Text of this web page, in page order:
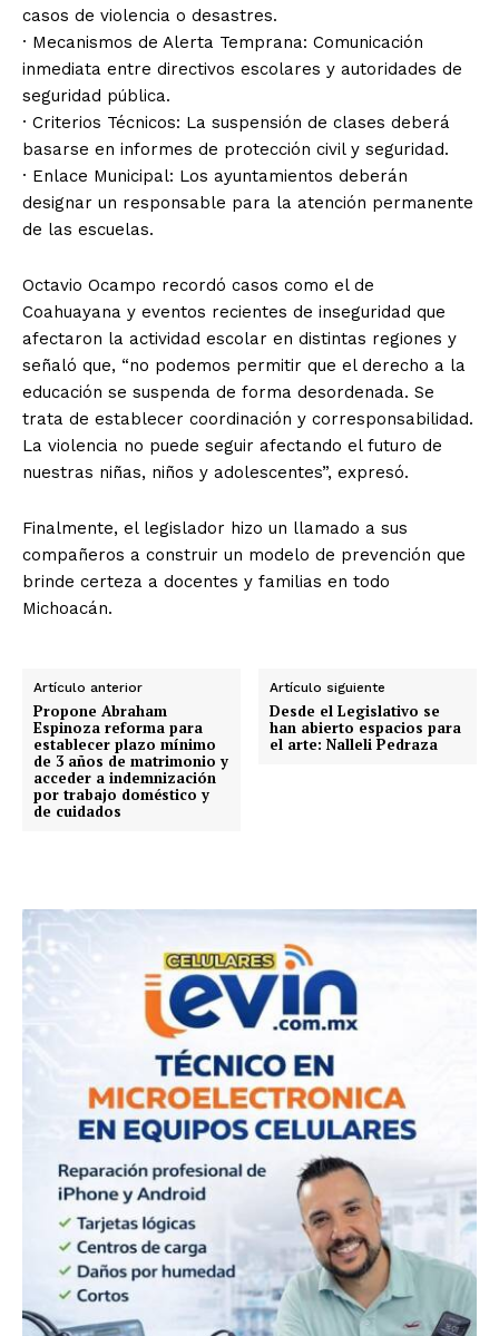
casos de violencia o desastres.
· Mecanismos de Alerta Temprana: Comunicación
inmediata entre directivos escolares y autoridades de
seguridad pública.
· Criterios Técnicos: La suspensión de clases deberá
basarse en informes de protección civil y seguridad.
· Enlace Municipal: Los ayuntamientos deberán
designar un responsable para la atención permanente
de las escuelas.
Octavio Ocampo recordó casos como el de
Coahuayana y eventos recientes de inseguridad que
afectaron la actividad escolar en distintas regiones y
señaló que, “no podemos permitir que el derecho a la
educación se suspenda de forma desordenada. Se
trata de establecer coordinación y corresponsabilidad.
La violencia no puede seguir afectando el futuro de
nuestras niñas, niños y adolescentes”, expresó.
Finalmente, el legislador hizo un llamado a sus
compañeros a construir un modelo de prevención que
brinde certeza a docentes y familias en todo
Michoacán.
Artículo anterior
Propone Abraham
Espinoza reforma para
establecer plazo mínimo
de 3 años de matrimonio y
acceder a indemnización
por trabajo doméstico y
de cuidados
Artículo siguiente
Desde el Legislativo se
han abierto espacios para
el arte: Nalleli Pedraza